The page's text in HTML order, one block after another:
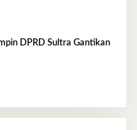
DPRD Sultra Gantikan